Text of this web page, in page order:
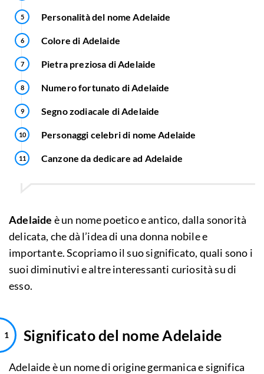
Personalità del nome Adelaide
Colore di Adelaide
Pietra preziosa di Adelaide
Numero fortunato di Adelaide
Segno zodiacale di Adelaide
Personaggi celebri di nome Adelaide
Canzone da dedicare ad Adelaide
Adelaide è un nome poetico e antico, dalla sonorità
delicata, che dà l’idea di una donna nobile e
importante. Scopriamo il suo significato, quali sono i
suoi diminutivi e altre interessanti curiosità su di
esso.
Significato del nome Adelaide
Adelaide è un nome di origine germanica e significa